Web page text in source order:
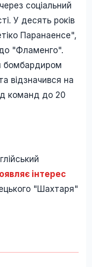
соціальний
У десять років
Паранаенсе",
"Фламенго".
бомбардиром
відзначився на
команд до 20
інтерес
"Шахтаря"